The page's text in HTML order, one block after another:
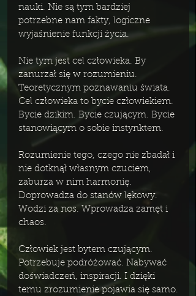
nauki. Nie są tym bardziej
potrzebne nam fakty, logiczne
wyjaśnienie funkcji życia.
Nie tym jest cel człowieka. By
zanurzał się w rozumieniu.
Teoretycznym poznawaniu świata.
Cel człowieka to bycie człowiekiem.
Bycie dzikim. Bycie czującym. Bycie
stanowiącym o sobie instynktem.
Rozumienie tego, czego nie zbadał i
nie dotknął własnym czuciem,
zaburza w nim harmonię.
Doprowadza do stanów lękowy.
Wodzi za nos. Wprowadza zamęt i
chaos.
Człowiek jest bytem czującym.
Potrzebuje podróżować. Nabywać
doświadczeń, inspiracji. I dzięki
temu zrozumienie pojawia się samo.